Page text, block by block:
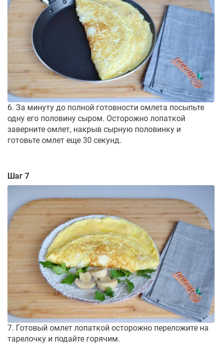
6. За минуту до полной готовности омлета посыпьте
одну его половину сыром. Осторожно лопаткой
заверните омлет, накрыв сырную половинку и
готовьте омлет еще 30 секунд.
Шаг 7
7. Готовый омлет лопаткой осторожно переложите на
тарелочку и подайте горячим.